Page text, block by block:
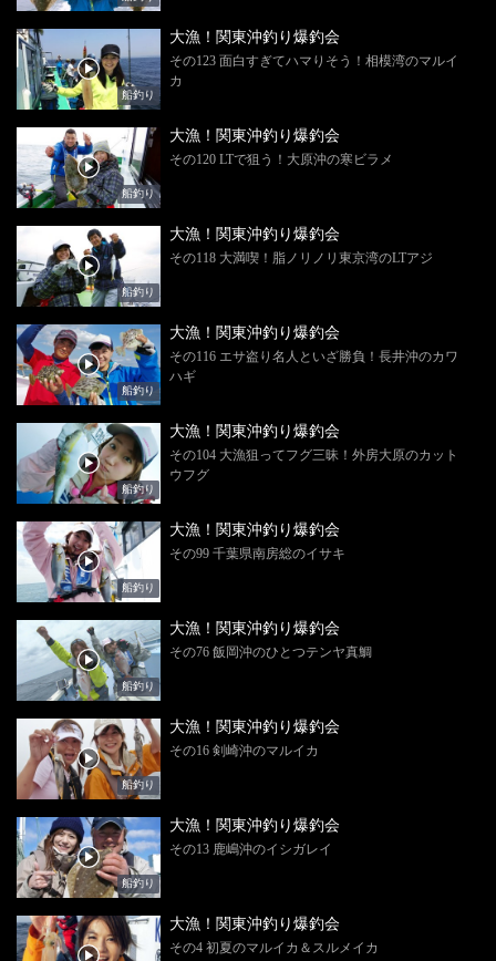
船釣り
大漁！関東沖釣り爆釣会
その123 面白すぎてハマりそう！相模湾のマルイ
カ
船釣り
大漁！関東沖釣り爆釣会
その120 LTで狙う！大原沖の寒ビラメ
船釣り
大漁！関東沖釣り爆釣会
その118 大満喫！脂ノリノリ東京湾のLTアジ
船釣り
大漁！関東沖釣り爆釣会
その116 エサ盗り名人といざ勝負！長井沖のカワ
ハギ
船釣り
大漁！関東沖釣り爆釣会
その104 大漁狙ってフグ三昧！外房大原のカット
ウフグ
船釣り
大漁！関東沖釣り爆釣会
その99 千葉県南房総のイサキ
船釣り
大漁！関東沖釣り爆釣会
その76 飯岡沖のひとつテンヤ真鯛
船釣り
大漁！関東沖釣り爆釣会
その16 剣崎沖のマルイカ
船釣り
大漁！関東沖釣り爆釣会
その13 鹿嶋沖のイシガレイ
大漁！関東沖釣り爆釣会
その4 初夏のマルイカ＆スルメイカ